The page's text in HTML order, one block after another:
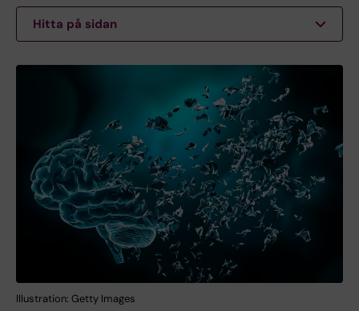
Hitta på sidan
Illustration: Getty Images